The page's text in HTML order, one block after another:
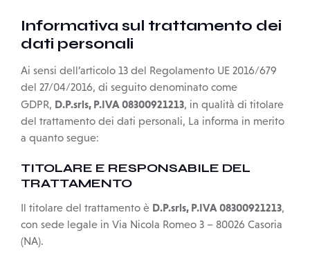
Informativa sul trattamento dei
dati personali
Ai sensi dell’articolo 13 del Regolamento UE 2016/679
del 27/04/2016, di seguito denominato come
GDPR, D.P.srls, P.IVA 08300921213, in qualità di titolare
del trattamento dei dati personali, La informa in merito
a quanto segue:
TITOLARE E RESPONSABILE DEL
TRATTAMENTO
Il titolare del trattamento è D.P.srls, P.IVA 08300921213,
con sede legale in Via Nicola Romeo 3 – 80026 Casoria
(NA).